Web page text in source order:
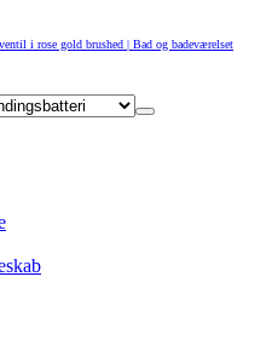
i rose gold brushed | Bad og badeværelset